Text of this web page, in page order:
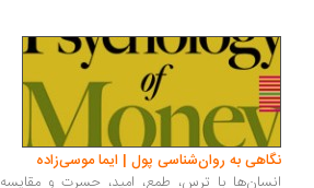
به روان‌شناسی پول | ایما موسی‌زاده
با ترس، طمع، امید، حسرت و مقایسه